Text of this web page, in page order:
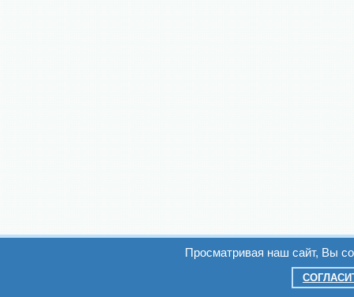
Просматривая наш сайт, Вы